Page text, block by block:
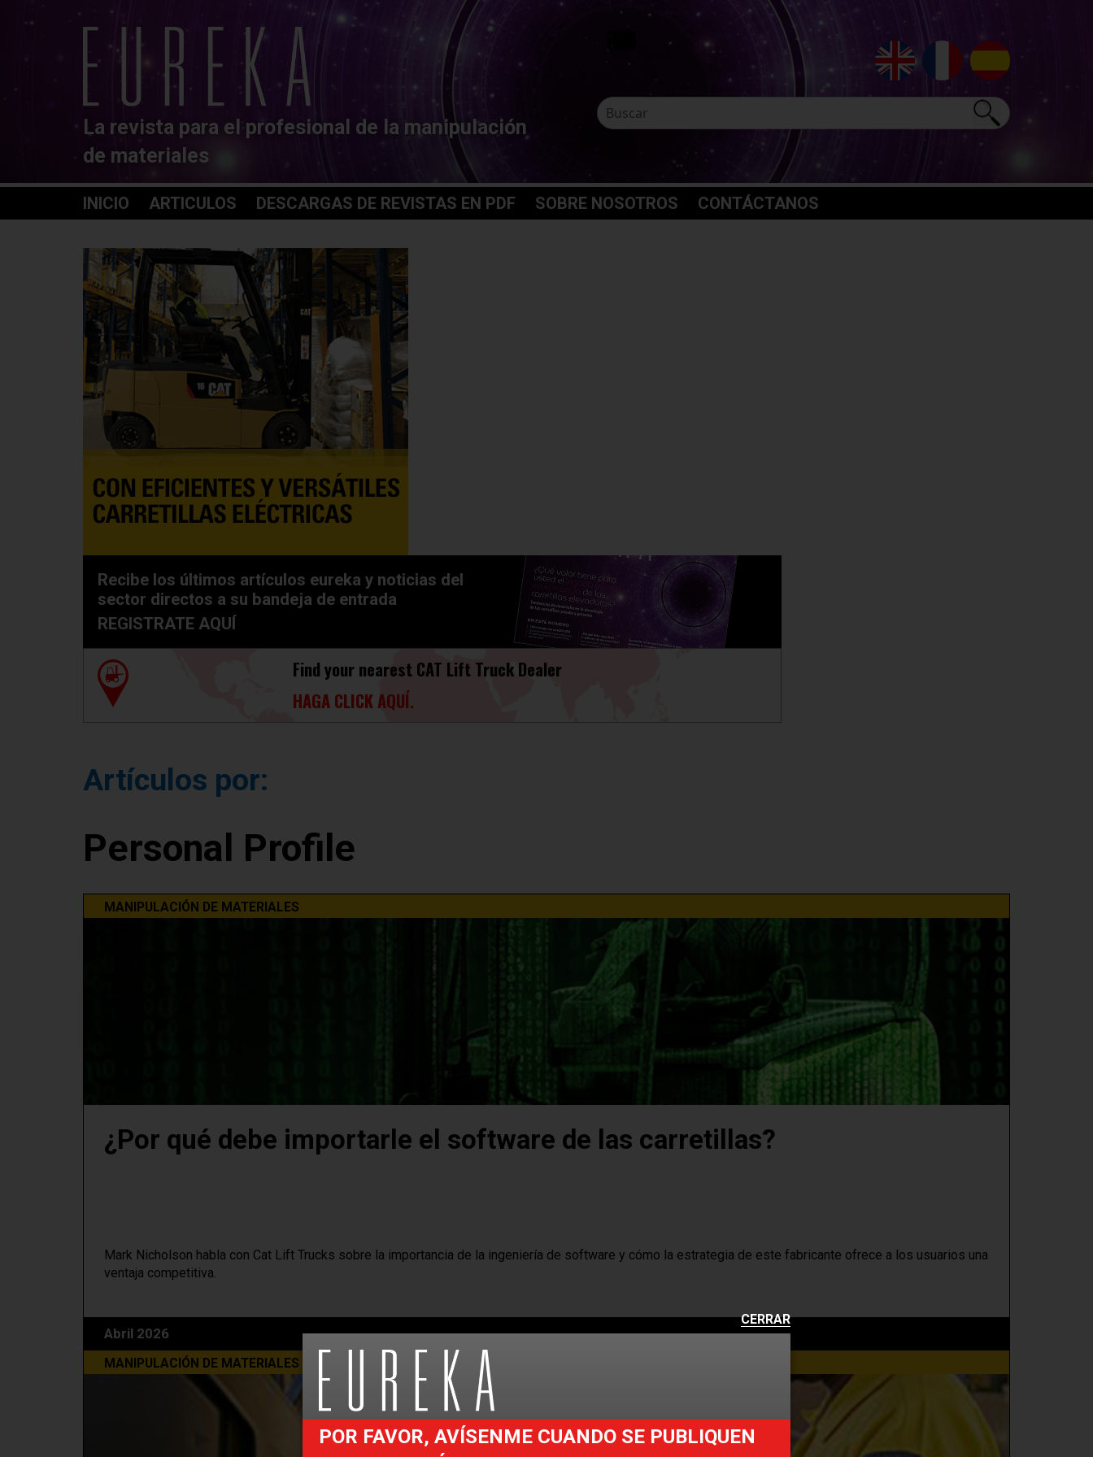
La revista para el profesional de la manipulación
de materiales
INICIO ARTICULOS DESCARGAS DE REVISTAS EN PDF SOBRE NOSOTROS CONTÁCTANOS
Recibe los últimos artículos eureka y noticias del
sector directos a su bandeja de entrada
REGISTRATE AQUÍ
Find your nearest CAT Lift Truck Dealer
HAGA CLICK AQUÍ.
Artículos por:
Personal Profile
MANIPULACIÓN DE MATERIALES
¿Por qué debe importarle el software de las carretillas?
Mark Nicholson habla con Cat Lift Trucks sobre la importancia de la ingeniería de software y cómo la estrategia de este fabricante ofrece a los usuarios una
ventaja competitiva.
Abril 2026
MANIPULACIÓN DE MATERIALES
CERRAR
POR FAVOR, AVÍSENME CUANDO SE PUBLIQUEN